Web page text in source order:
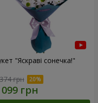
"Яскраві сонечка!"
грн